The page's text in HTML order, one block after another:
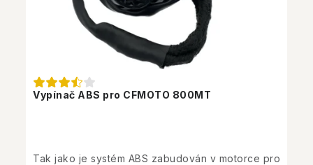
Vypínač ABS pro CFMOTO 800MT
Tak jako je systém ABS zabudován v motorce pro